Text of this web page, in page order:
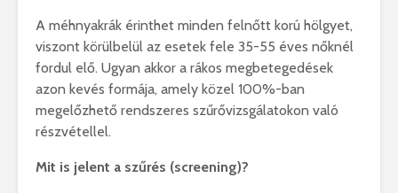
A méhnyakrák érinthet minden felnőtt korú hölgyet,
viszont körülbelül az esetek fele 35-55 éves nőknél
fordul elő. Ugyan akkor a rákos megbetegedések
azon kevés formája, amely közel 100%-ban
megelőzhető rendszeres szűrővizsgálatokon való
részvétellel.
Mit is jelent a szűrés (screening)?